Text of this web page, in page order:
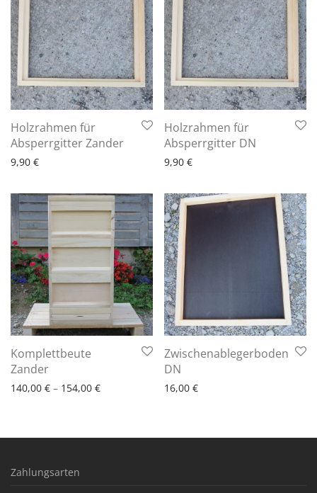
Holzrahmen für
Absperrgitter Zander
9,90 €
6 - 10 Arbeitstage
Holzrahmen für
Absperrgitter DN
9,90 €
6 - 10 Arbeitstage
Komplettbeute
Zander
140,00 € – 154,00 €
6 - 10 Arbeitstage
Zwischenablegerboden
DN
16,00 €
6 - 10 Arbeitstage
Zahlungsarten